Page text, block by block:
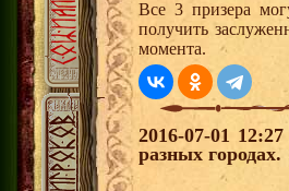
Все 3 призера
получить
момента.
2016-07-01
разных городах.